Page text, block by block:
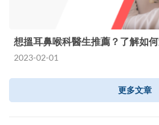
想搵耳鼻喉科醫生推薦？了解如何
2023-02-01
更多文章